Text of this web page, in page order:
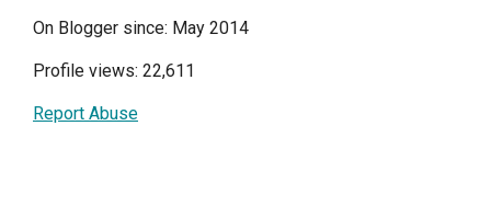
On Blogger since: May 2014
Profile views: 22,611
Report Abuse